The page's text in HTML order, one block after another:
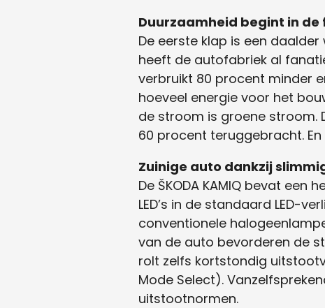
Duurzaamheid begint in
De eerste klap is een
heeft de autofabriek al
verbruikt 80 procent minder
hoeveel energie voor het
de stroom is groene stroom.
60 procent teruggebracht.
Zuinige auto dankzij
De ŠKODA KAMIQ bevat
LED’s in de standaard LED-
conventionele
van de auto bevorderen de
rolt zelfs kortstondig
Mode Select).
uitstootnormen.